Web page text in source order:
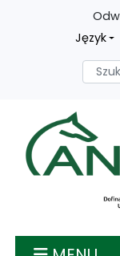
Przejdź
treści
głównej
Przejdź
menu
Przejdź
Przejdź
mapy
strony
Język
Szukaj